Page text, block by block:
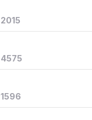
2015
4575
1596